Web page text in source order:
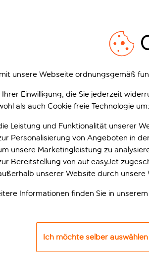
unsere Webseite ordnungsgemäß
Ihrer Einwilligung, die Sie jederzeit
als auch Cookie freie Technologie um:
Leistung und Funktionalität unserer
Personalisierung von Angeboten in
unsere Marketingleistung zu
Bereitstellung von auf easyJet
unserer Website durch unsere
Informationen finden Sie in unserem
Ich möchte selber auswählen